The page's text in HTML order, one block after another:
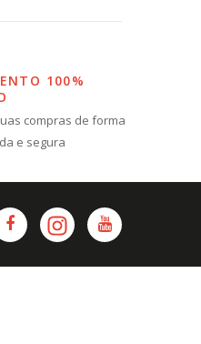
100%
compras de forma
e segura